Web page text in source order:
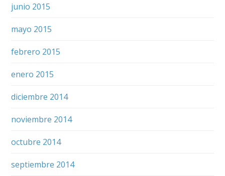
junio 2015
mayo 2015
febrero 2015
enero 2015
diciembre 2014
noviembre 2014
octubre 2014
septiembre 2014